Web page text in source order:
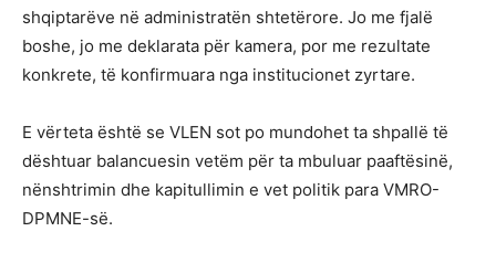
shqiptarëve në administratën shtetërore. Jo me fjalë
boshe, jo me deklarata për kamera, por me rezultate
konkrete, të konfirmuara nga institucionet zyrtare.
E vërteta është se VLEN sot po mundohet ta shpallë të
dështuar balancuesin vetëm për ta mbuluar paaftësinë,
nënshtrimin dhe kapitullimin e vet politik para VMRO-
DPMNE-së.